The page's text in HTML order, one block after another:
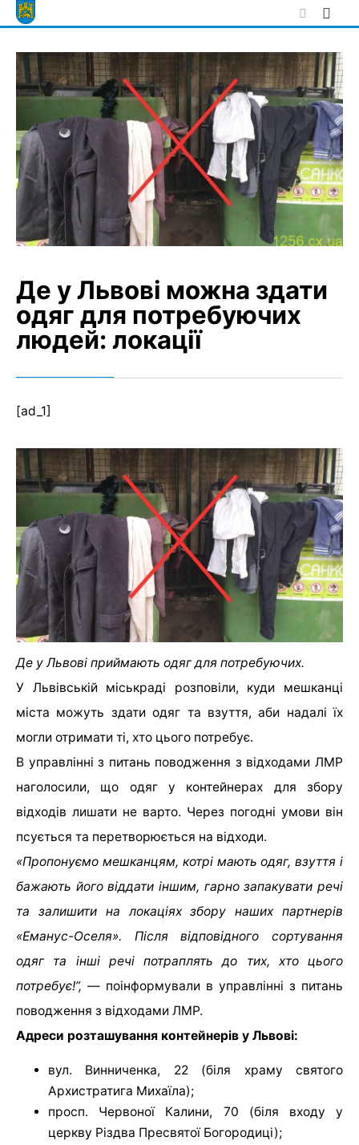
Skip
to
Де у Львові можна здати
одяг для потребуючих
людей: локації
[ad_1]
Де у Львові приймають одяг для потребуючих.
У Львівській міськраді розповіли, куди мешканці
міста можуть здати одяг та взуття, аби надалі їх
могли отримати ті, хто цього потребує.
В управлінні з питань поводження з відходами ЛМР
наголосили, що одяг у контейнерах для збору
відходів лишати не варто. Через погодні умови він
псується та перетворюється на відходи.
«Пропонуємо мешканцям, котрі мають одяг, взуття і
бажають його віддати іншим, гарно запакувати речі
та залишити на локаціях збору наших партнерів
«Еманус-Оселя». Після відповідного сортування
одяг та інші речі потраплять до тих, хто цього
потребує!”, — поінформували в управлінні з питань
поводження з відходами ЛМР.
Адреси розташування контейнерів у Львові:
вул. Винниченка, 22 (біля храму святого
Архистратига Михаїла);
просп. Червоної Калини, 70 (біля входу у
церкву Різдва Пресвятої Богородиці);